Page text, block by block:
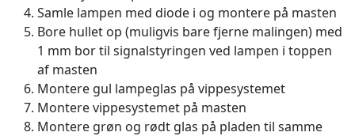
Samle lampen med diode i og montere på masten
Bore hullet op (muligvis bare fjerne malingen) med
1 mm bor til signalstyringen ved lampen i toppen
af masten
Montere gul lampeglas på vippesystemet
Montere vippesystemet på masten
Montere grøn og rødt glas på pladen til samme